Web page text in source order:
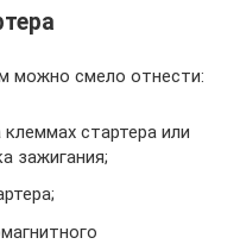
можно смело отнести:
стартера или
зажигания;